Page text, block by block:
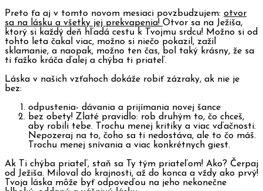
Preto ťa aj v tomto novom mesiaci povzbudzujem: otvor
sa na lásku a všetky jej prekvapenia! Otvor sa na Ježiša,
ktorý si každý deň hľadá cestu k Tvojmu srdcu! Možno si od
tohto leta čakal viac, možno si niečo pokazil, zažil
sklamanie, a naopak, možno ten čas, bol taký krásny, že sa
ti ťažko kráča ďalej a chýba ti priateľ.
Láska v našich vzťahoch dokáže robiť zázraky, ak nie je
bez:
odpustenia- dávania a prijímania novej šance
bez obety! Zlaté pravidlo: rob druhým to, čo chceš,
aby robili tebe. Trochu menej kritiky a viac vďačnosti.
Nepozeraj na to, čoho sa ti nedostáva, ale to čo máš.
Trochu menej snívania a viac konkrétnych giest.
Ak Ti chýba priateľ, staň sa Ty tým priateľom! Ako? Čerpaj
od Ježiša. Miloval do krajnosti, až do konca a vždy ako prvý!
Tvoja láska môže byť odpoveďou na jeho nekonečne